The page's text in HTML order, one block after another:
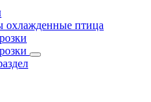
охлажденные птица